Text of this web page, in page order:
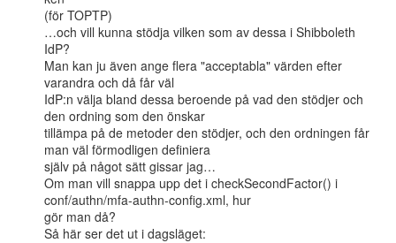
(för TOPTP)
…och vill kunna stödja vilken som av dessa i Shibboleth
IdP?
Man kan ju även ange flera "acceptabla" värden efter
varandra och då får väl
IdP:n välja bland dessa beroende på vad den stödjer och
den ordning som den önskar
tillämpa på de metoder den stödjer, och den ordningen får
man väl förmodligen definiera
själv på något sätt gissar jag…
Om man vill snappa upp det i checkSecondFactor() i
conf/authn/mfa-authn-config.xml, hur
gör man då?
Så här ser det ut i dagsläget: